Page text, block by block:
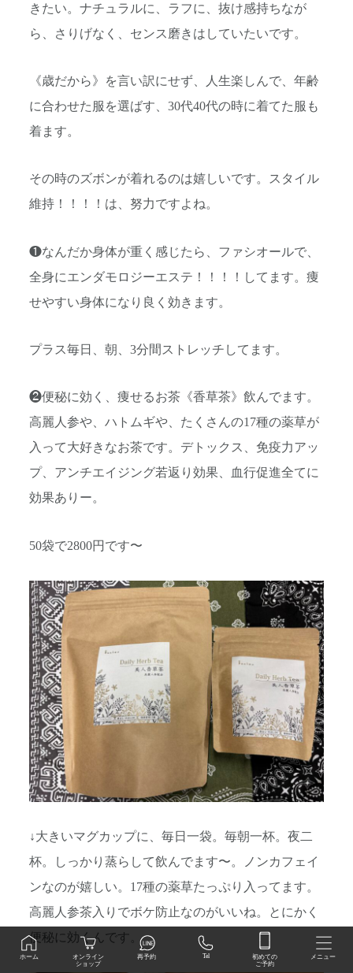
きたい。ナチュラルに、ラフに、抜け感持ちなが
ら、さりげなく、センス磨きはしていたいです。
《歳だから》を言い訳にせず、人生楽しんで、年齢
に合わせた服を選ばす、30代40代の時に着てた服も
着ます。
その時のズボンが着れるのは嬉しいです。スタイル
維持！！！！は、努力ですよね。
❶なんだか身体が重く感じたら、ファシオールで、
全身にエンダモロジーエステ！！！！してます。痩
せやすい身体になり良く効きます。
プラス毎日、朝、3分間ストレッチしてます。
❷便秘に効く、痩せるお茶《香草茶》飲んでます。
高麗人参や、ハトムギや、たくさんの17種の薬草が
入って大好きなお茶です。デトックス、免疫力アッ
プ、アンチエイジング若返り効果、血行促進全てに
効果ありー。
50袋で2800円です〜
↓大きいマグカップに、毎日一袋。毎朝一杯。夜二
杯。しっかり蒸らして飲んでます〜。ノンカフェイ
ンなのが嬉しい。17種の薬草たっぷり入ってます。
高麗人参茶入りでボケ防止なのがいいね。とにかく
便秘に効くんです。
ホーム
オンライン
ショップ
再予約 Tel
初めての
ご予約
メニュー